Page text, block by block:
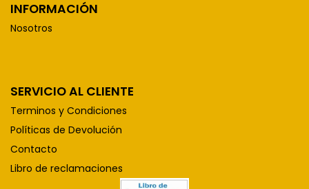
INFORMACIÓN
Nosotros
SERVICIO AL CLIENTE
Terminos y Condiciones
Políticas de Devolución
Contacto
Libro de reclamaciones